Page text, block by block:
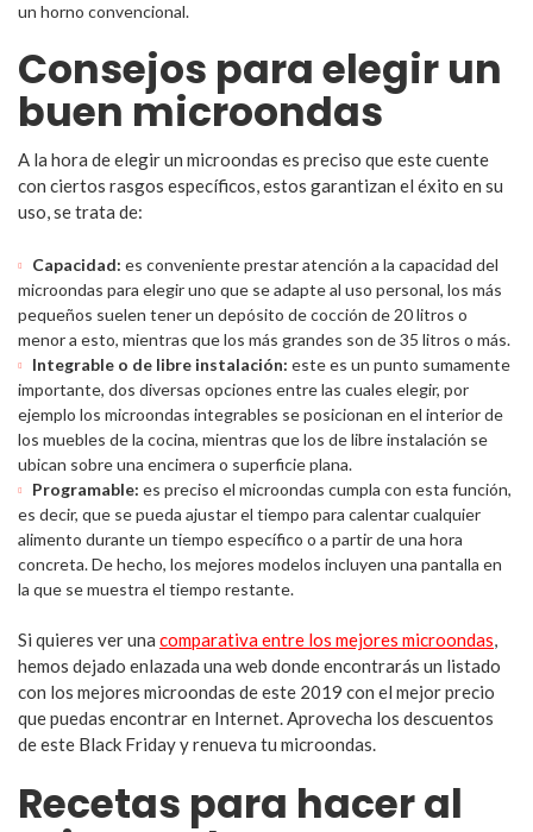
un horno convencional.
Consejos para elegir un
buen microondas
A la hora de elegir un microondas es preciso que este cuente
con ciertos rasgos específicos, estos garantizan el éxito en su
uso, se trata de:
Capacidad: es conveniente prestar atención a la capacidad del
microondas para elegir uno que se adapte al uso personal, los más
pequeños suelen tener un depósito de cocción de 20 litros o
menor a esto, mientras que los más grandes son de 35 litros o más.
Integrable o de libre instalación: este es un punto sumamente
importante, dos diversas opciones entre las cuales elegir, por
ejemplo los microondas integrables se posicionan en el interior de
los muebles de la cocina, mientras que los de libre instalación se
ubican sobre una encimera o superficie plana.
Programable: es preciso el microondas cumpla con esta función,
es decir, que se pueda ajustar el tiempo para calentar cualquier
alimento durante un tiempo específico o a partir de una hora
concreta. De hecho, los mejores modelos incluyen una pantalla en
la que se muestra el tiempo restante.
Si quieres ver una comparativa entre los mejores microondas
hemos dejado enlazada una web donde encontrarás un listado
con los mejores microondas de este 2019 con el mejor precio
que puedas encontrar en Internet. Aprovecha los descuentos
de este Black Friday y renueva tu microondas.
Recetas para hacer al